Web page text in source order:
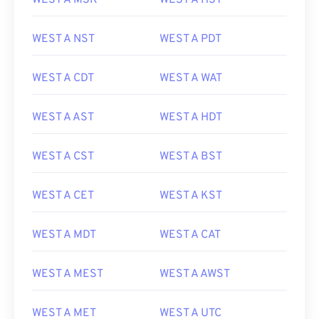
WEST A NST WEST A PDT
WEST A CDT WEST A WAT
WEST A AST WEST A HDT
WEST A CST WEST A BST
WEST A CET WEST A KST
WEST A MDT WEST A CAT
WEST A MEST WEST A AWST
WEST A MET WEST A UTC